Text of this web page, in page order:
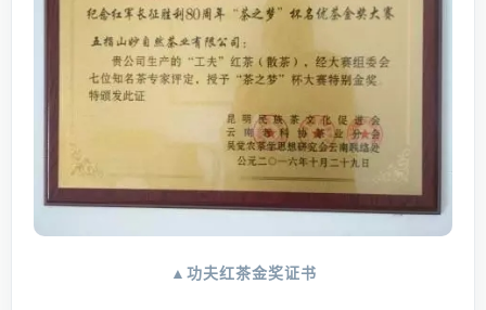
▲功夫红茶金奖证书